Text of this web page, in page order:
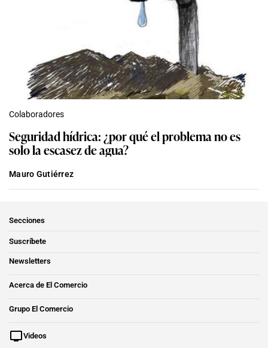
Colaboradores
Seguridad hídrica: ¿por qué el problema no es
solo la escasez de agua?
Mauro Gutiérrez
Secciones
Suscríbete
Newsletters
Acerca de El Comercio
Grupo El Comercio
Videos